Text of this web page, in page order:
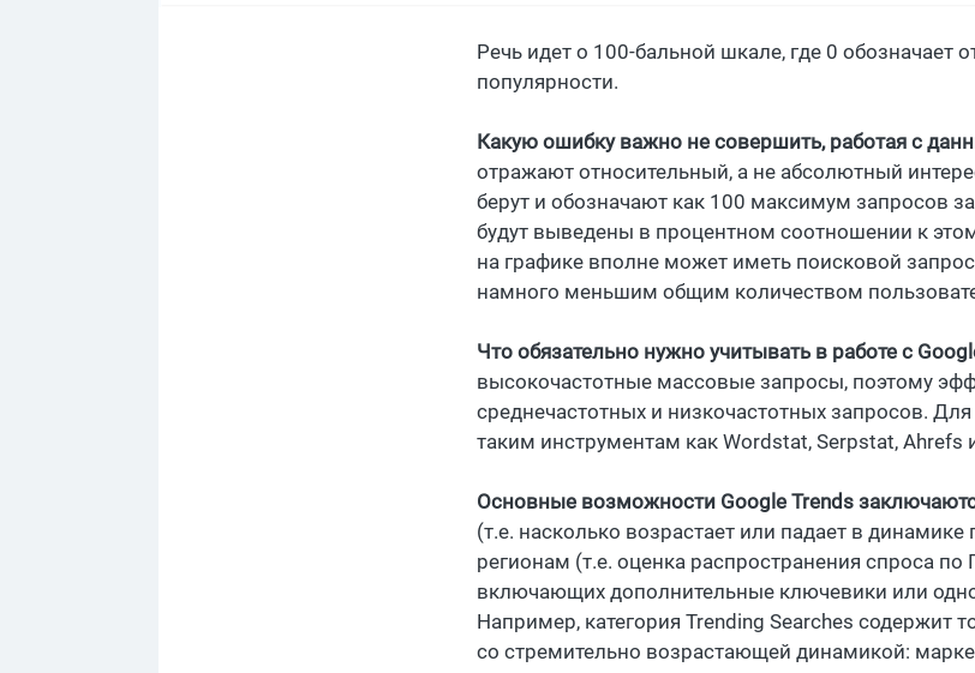
Речь идет о 100-бальной шкале, где 0 обозначает
популярности.
Какую ошибку важно не совершить, работая с
отражают относительный, а не абсолютный
берут и обозначают как 100 максимум запросов
будут выведены в процентном соотношении к
на графике вполне может иметь поисковой
намного меньшим общим количеством
Что обязательно нужно учитывать в работе с
высокочастотные массовые запросы, поэтому
среднечастотных и низкочастотных запросов.
таким инструментам как Wordstat, Serpstat, Ahrefs
Основные возможности Google Trends
(т.е. насколько возрастает или падает в
регионам (т.е. оценка распространения спроса
включающих дополнительные ключевики или
Например, категория Trending Searches содержит
со стремительно возрастающей динамикой: